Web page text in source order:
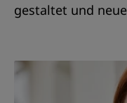
gestaltet und